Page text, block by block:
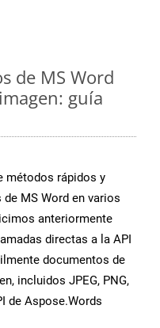
de MS Word
guía
métodos rápidos y
MS Word en varios
anteriormente
directas a la API
documentos de
incluidos JPEG, PNG,
de Aspose.Words